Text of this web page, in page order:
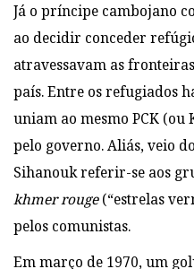
Já o príncipe cambojano
ao decidir conceder
atravessavam as
país. Entre os refugiados
uniam ao mesmo PCK
pelo governo. Aliás, veio
Sihanouk referir-se aos
khmer rouge(“estrelas
pelos comunistas.
Em março de 1970, um